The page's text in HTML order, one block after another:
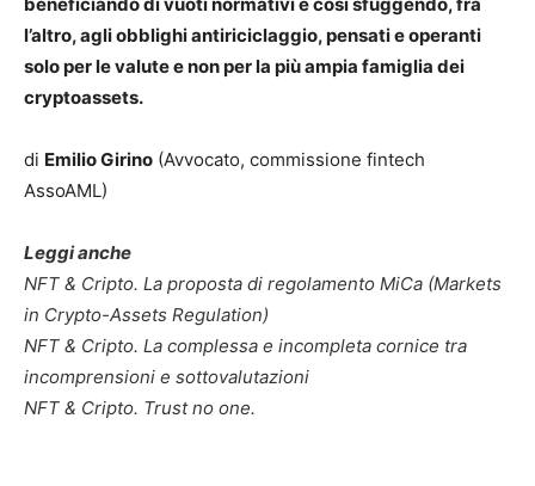
beneficiando di vuoti normativi e così sfuggendo, fra
l’altro, agli obblighi antiriciclaggio, pensati e operanti
solo per le valute e non per la più ampia famiglia dei
cryptoassets.
di Emilio Girino (Avvocato, commissione fintech
AssoAML)
Leggi anche
NFT & Cripto. La proposta di regolamento MiCa (Markets
in Crypto-Assets Regulation)
NFT & Cripto. La complessa e incompleta cornice tra
incomprensioni e sottovalutazioni
NFT & Cripto. Trust no one.